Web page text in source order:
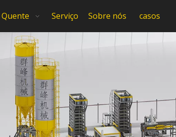
Quente Serviço Sobre nós casos